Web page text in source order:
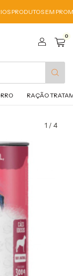
PRODUTOS EM
0
RAÇÃO
1 /4